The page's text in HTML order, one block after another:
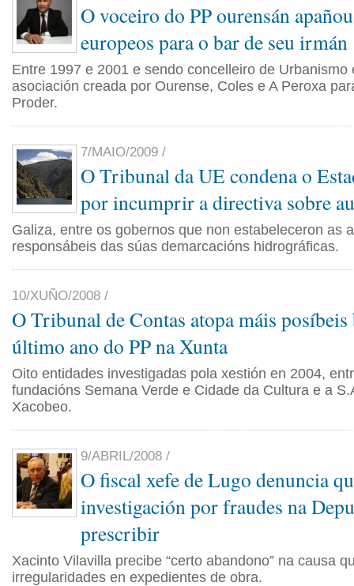
O voceiro do PP ourensán
europeos para o bar de seu irmán
Entre 1997 e 2001 e sendo concelleiro de Urbanismo
asociación creada por Ourense, Coles e A Peroxa
Proder.
7/MAIO/2009 /
O Tribunal da UE condena o
por incumprir a directiva sobre
Galiza, entre os gobernos que non estabeleceron as
responsábeis das súas demarcacións hidrográficas.
10/XUÑO/2008 /
O Tribunal de Contas atopa máis
último ano do PP na Xunta
Oito entidades investigadas pola xestión en 2004,
fundacións Semana Verde e Cidade da Cultura e a
Xacobeo.
9/ABRIL/2008 /
O fiscal xefe de Lugo denuncia
investigación por fraudes na
prescribir
Xacinto Vilavilla precibe “certo abandono” na causa
irregularidades en expedientes de obra.